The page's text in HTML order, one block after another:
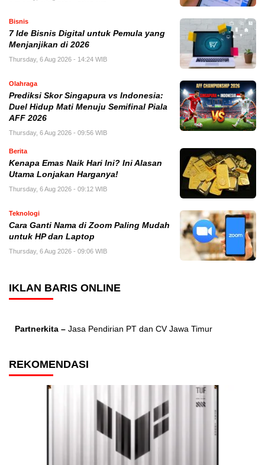
Bisnis
7 Ide Bisnis Digital untuk Pemula yang
Menjanjikan di 2026
Thursday, 6 Aug 2026 - 14:24 WIB
Olahraga
Prediksi Skor Singapura vs Indonesia:
Duel Hidup Mati Menuju Semifinal Piala
AFF 2026
Thursday, 6 Aug 2026 - 09:56 WIB
Berita
Kenapa Emas Naik Hari Ini? Ini Alasan
Utama Lonjakan Harganya!
Thursday, 6 Aug 2026 - 09:12 WIB
Teknologi
Cara Ganti Nama di Zoom Paling Mudah
untuk HP dan Laptop
Thursday, 6 Aug 2026 - 09:06 WIB
IKLAN BARIS ONLINE
Partnerkita – Jasa Pendirian PT dan CV Jawa Timur
REKOMENDASI